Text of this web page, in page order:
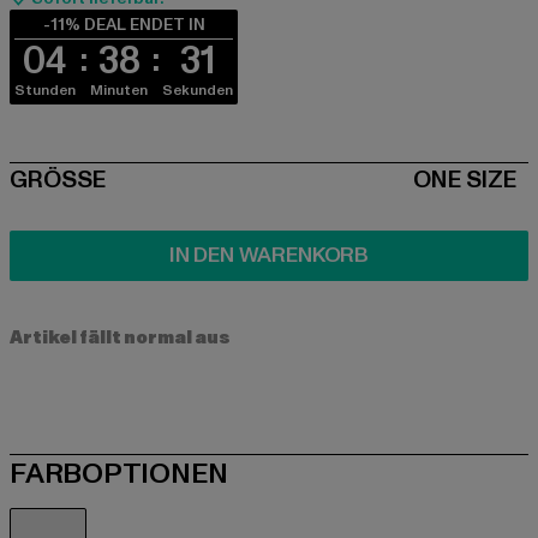
-11% DEAL ENDET IN
04
Stunden
38
Minuten
30
Sekunden
SIZE
GRÖSSE ONE SIZE
IN DEN WARENKORB
Artikel fällt normal aus
FARBOPTIONEN